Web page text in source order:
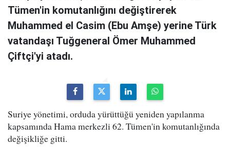
Tümen'in komutanlığını değiştirerek
Muhammed el Casim (Ebu Amşe) yerine Türk
vatandaşı Tuğgeneral Ömer Muhammed
Çiftçi'yi atadı.
Suriye yönetimi, orduda yürüttüğü yeniden yapılanma
kapsamında Hama merkezli 62. Tümen'in komutanlığında
değişikliğe gitti.